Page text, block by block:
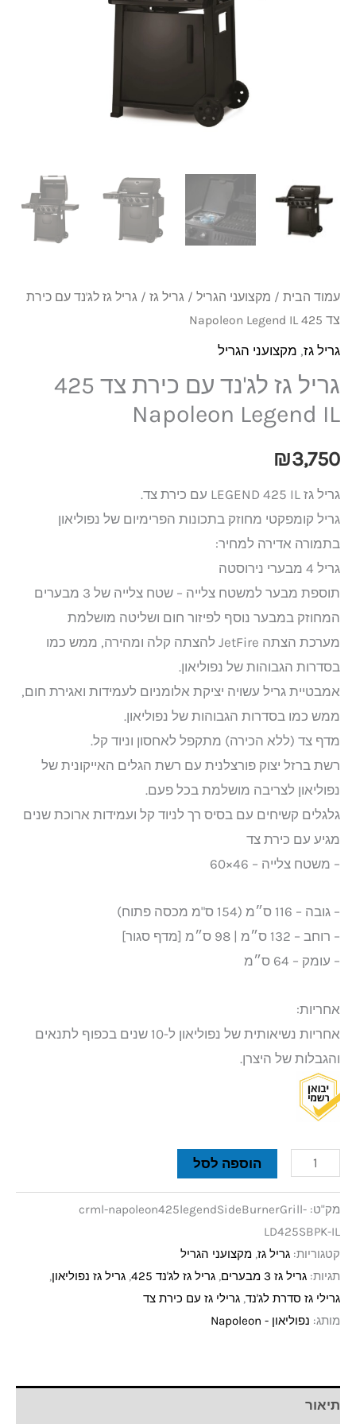
עמוד הבית / מקצועני הגריל / גריל גז / גריל גז לג'נד עם כירת
צד 425 Napoleon Legend IL
גריל גז, מקצועני הגריל
גריל גז לג'נד עם כירת צד 425
Napoleon Legend IL
₪3,750
גריל גז LEGEND 425 IL עם כירת צד.
גריל קומפקטי מחוזק בתכונות הפרימיום של נפוליאון
בתמורה אדירה למחיר:
גריל 4 מבערי נירוסטה
תוספת מבער למשטח צלייה – שטח צלייה של 3 מבערים
המחוזק במבער נוסף לפיזור חום ושליטה מושלמת
מערכת הצתה JetFire להצתה קלה ומהירה, ממש כמו
בסדרות הגבוהות של נפוליאון.
אמבטיית גריל עשויה יציקת אלומניום לעמידות ואגירת חום,
ממש כמו בסדרות הגבוהות של נפוליאון.
מדף צד (ללא הכירה) מתקפל לאחסון וניוד קל.
רשת ברזל יצוק פורצלנית עם רשת הגלים האייקונית של
נפוליאון לצריבה מושלמת בכל פעם.
גלגלים קשיחים עם בסיס רך לניוד קל ועמידות ארוכת שנים
מגיע עם כירת צד
– משטח צלייה – 46×60
– גובה – 116 ס״מ (154 ס"מ מכסה פתוח)
– רוחב – 132 ס״מ | 98 ס״מ [מדף סגור]
– עומק – 64 ס״מ
אחריות:
אחריות נשיאותית של נפוליאון ל-10 שנים בכפוף לתנאים
והגבלות של היצרן.
הוספה לסל
מק"ט: crml-napoleon425legendSideBurnerGrill-
LD425SBPK-IL
קטגוריות: גריל גז, מקצועני הגריל
תגיות: גריל גז 3 מבערים , גריל גז לג'נד 425 , גריל גז נפוליאון,
גרילי גז סדרת לג'נד, גרילי גז עם כירת צד
מותג: נפוליאון - Napoleon
תיאור